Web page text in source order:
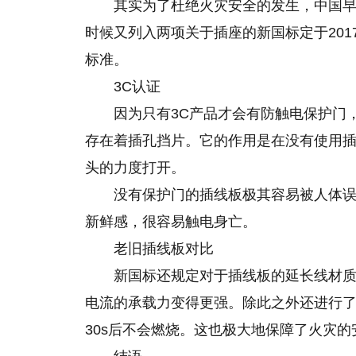
其实为了杜绝火灾安全的发生，中国
时候又列入两项关于插座的新国标定于
标准。
3C认证
因为只有3C产品才会有防触电保护
存在着插孔挡片。它的作用是在没有使用
头的力度打开。
没有保护门的插线板极其容易被人体
新鲜感，很容易触电身亡。
老旧插线板对比
新国标还规定对于插线板的延长线材
电流的承载力变得更强。除此之外还进行
30s后不会燃烧。这也极大地保障了火灾的